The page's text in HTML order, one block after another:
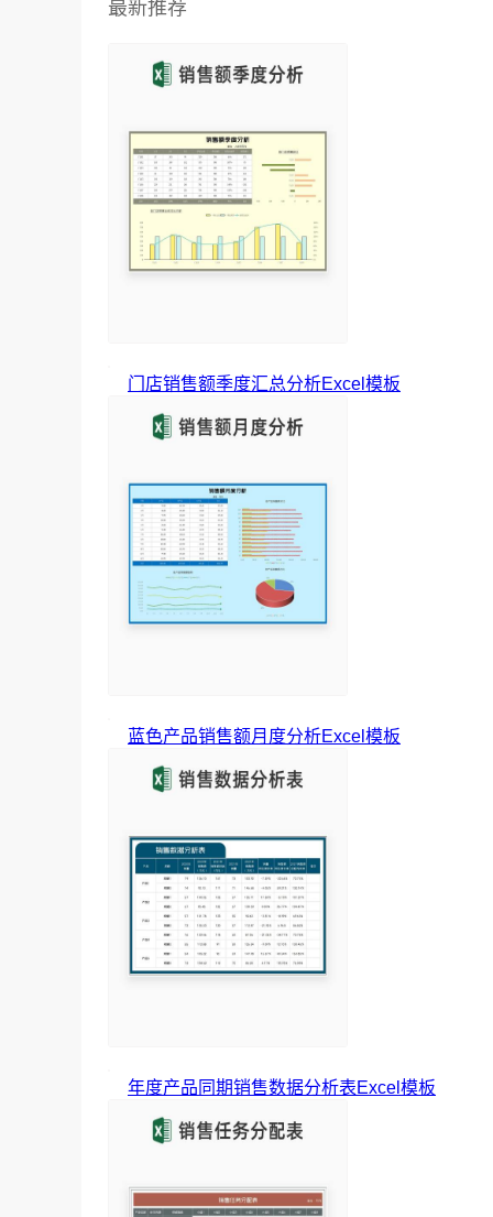
最新推荐
门店销售额季度汇总分析Excel模板
蓝色产品销售额月度分析Excel模板
年度产品同期销售数据分析表Excel模板